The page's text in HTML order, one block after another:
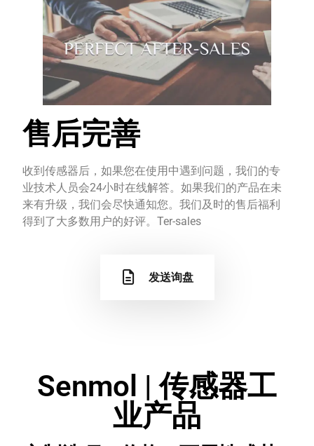
售后完善
收到传感器后，如果您在使用中遇到问题，我们的专
业技术人员会24小时在线解答。如果我们的产品在未
来有升级，我们会尽快通知您。我们及时的售后福利
得到了大多数用户的好评。Ter-sales
发送询盘
Senmol | 传感器工
业产品